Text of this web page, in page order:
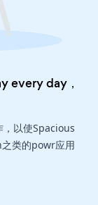
every day，
，以使Spacious
类的powr应用